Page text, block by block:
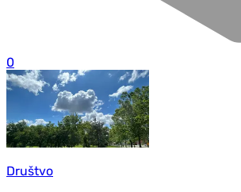
0
Društvo